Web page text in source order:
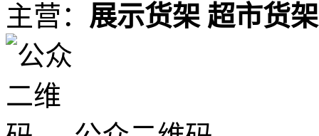
主营： 展示货架 超市货架